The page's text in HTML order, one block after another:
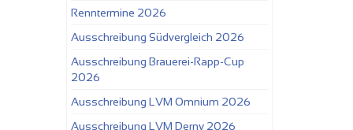
Renntermine 2026
Ausschreibung Südvergleich 2026
Ausschreibung Brauerei-Rapp-Cup
2026
Ausschreibung LVM Omnium 2026
Ausschreibung LVM Derny 2026